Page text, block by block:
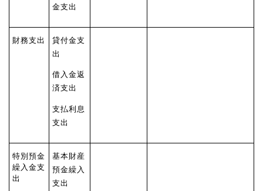
金支出
財務支出
貸付金支
出
借入金返
済支出
支払利息
支出
特別預金
繰入金支
出
基本財産
預金繰入
支出